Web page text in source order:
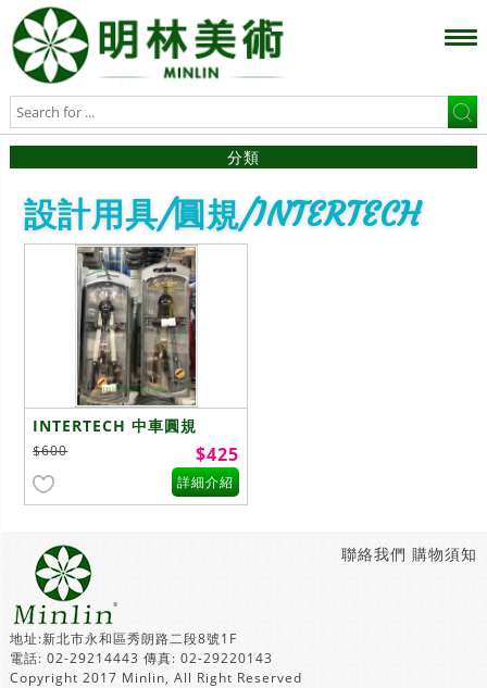
分類
設計用具/圓規/INTERTECH
INTERTECH 中車圓規
$600 $425
詳細介紹
購物須知
聯絡我們
地址:新北市永和區秀朗路二段8號1F
電話: 02-29214443 傳真: 02-29220143
Copyright 2017 Minlin, All Right Reserved